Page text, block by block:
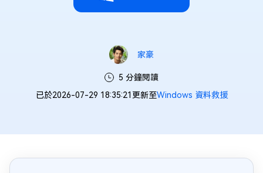
家豪
5 分鐘閱讀
已於2026-07-29 18:35:21更新至Windows 資料救援